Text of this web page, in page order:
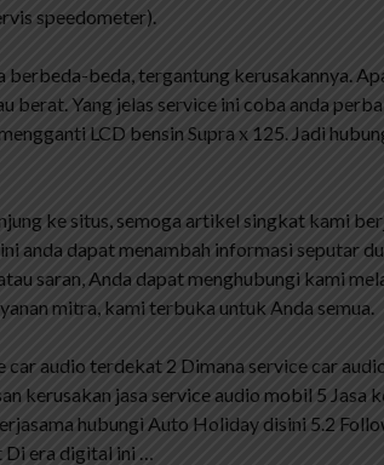
speedometer).
berbeda-beda, tergantung kerusakannya.
berat. Yang jelas service ini coba anda
LCD bensin Supra x 125. Jadi
ke situs, semoga artikel singkat kami
anda dapat menambah informasi seputar
saran, Anda dapat menghubungi kami
mitra, kami terbuka untuk Anda semua.
audio terdekat 2 Dimana service car
kerusakan jasa service audio mobil 5 Jasa
hubungi Auto Holiday disini 5.2
Di era digital ini …